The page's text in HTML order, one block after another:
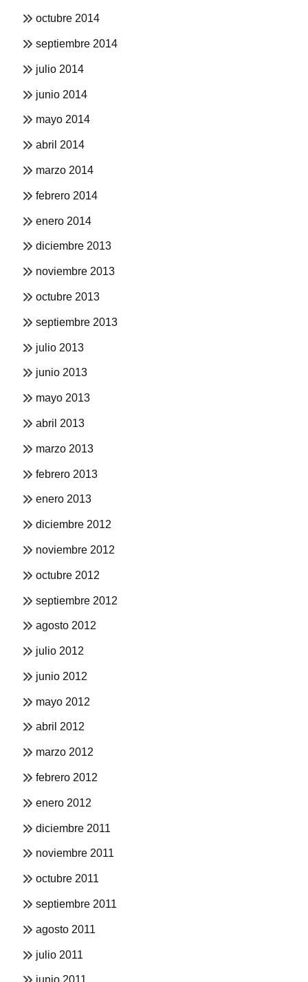
octubre 2014
septiembre 2014
julio 2014
junio 2014
mayo 2014
abril 2014
marzo 2014
febrero 2014
enero 2014
diciembre 2013
noviembre 2013
octubre 2013
septiembre 2013
julio 2013
junio 2013
mayo 2013
abril 2013
marzo 2013
febrero 2013
enero 2013
diciembre 2012
noviembre 2012
octubre 2012
septiembre 2012
agosto 2012
julio 2012
junio 2012
mayo 2012
abril 2012
marzo 2012
febrero 2012
enero 2012
diciembre 2011
noviembre 2011
octubre 2011
septiembre 2011
agosto 2011
julio 2011